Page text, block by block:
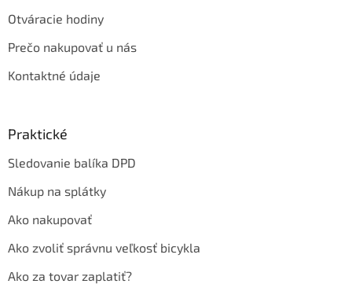
Otváracie hodiny
Prečo nakupovať u nás
Kontaktné údaje
Praktické
Sledovanie balíka DPD
Nákup na splátky
Ako nakupovať
Ako zvoliť správnu veľkosť bicykla
Ako za tovar zaplatiť?